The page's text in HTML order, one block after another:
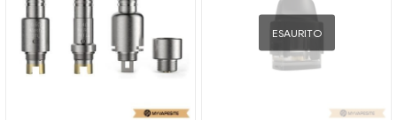
ESAURITO